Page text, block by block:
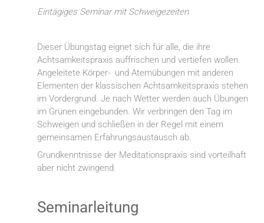
Eintägiges Seminar mit Schweigezeiten
Dieser Übungstag eignet sich für alle, die ihre
Achtsamkeitspraxis auffrischen und vertiefen wollen.
Angeleitete Körper- und Atemübungen mit anderen
Elementen der klassischen Achtsamkeitspraxis stehen
im Vordergrund. Je nach Wetter werden auch Übungen
im Grünen eingebunden. Wir verbringen den Tag im
Schweigen und schließen in der Regel mit einem
gemeinsamen Erfahrungsaustausch ab.
Grundkenntnisse der Meditationspraxis sind vorteilhaft
aber nicht zwingend.
Seminarleitung